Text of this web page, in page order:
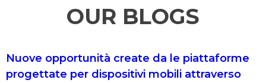
OUR BLOGS
Nuove opportunità create da le piattaforme
progettate per dispositivi mobili attraverso